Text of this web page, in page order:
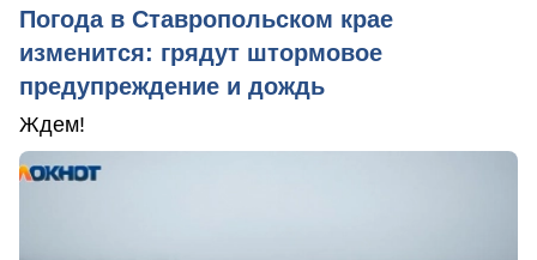
Погода в Ставропольском крае
изменится: грядут штормовое
предупреждение и дождь
Ждем!